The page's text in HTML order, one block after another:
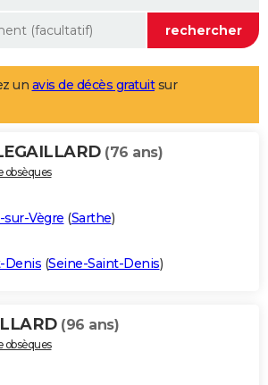
un avis de décès gratuitsur
(76 ans)
obsèques
sur-Vègre (Sarthe)
Denis (Seine-Saint-Denis)
(96 ans)
obsèques